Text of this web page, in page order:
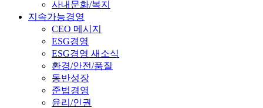
사내문화/복지
지속가능경영
CEO 메시지
ESG경영
ESG경영 새소식
환경/안전/품질
동반성장
준법경영
윤리/인권